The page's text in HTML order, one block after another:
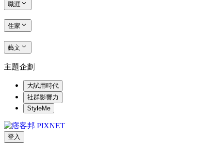
職涯
住家
藝文
主題企劃
大試用時代
社群影響力
StyleMe
登入